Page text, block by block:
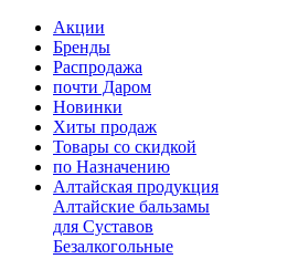
Акции
Бренды
Распродажа
почти Даром
Новинки
Хиты продаж
Товары со скидкой
по Назначению
Алтайская продукция
Алтайские бальзамы
для Суставов
Безалкогольные